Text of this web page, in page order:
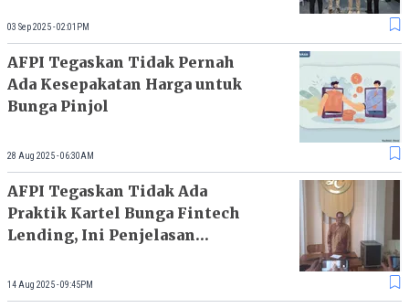
03 Sep 2025 - 02:01PM
AFPI Tegaskan Tidak Pernah
Ada Kesepakatan Harga untuk
Bunga Pinjol
28 Aug 2025 - 06:30AM
AFPI Tegaskan Tidak Ada
Praktik Kartel Bunga Fintech
Lending, Ini Penjelasan
14 Aug 2025 - 09:45PM